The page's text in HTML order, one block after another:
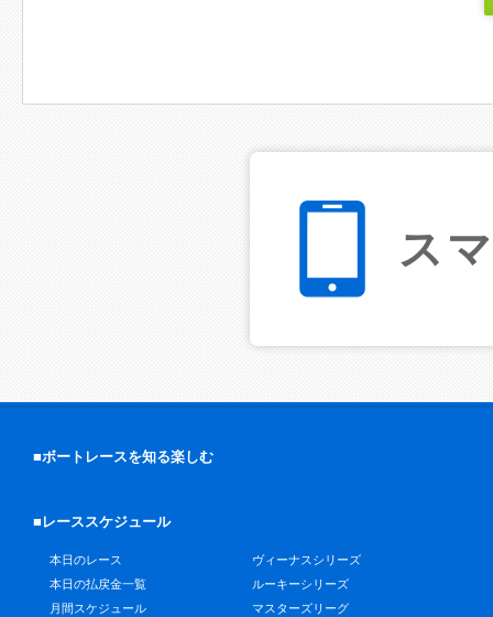
ス
■ボートレースを知る楽しむ
■レーススケジュール
本日のレース
本日の払戻金一覧
月間スケジュール
ヴィーナスシリーズ
ルーキーシリーズ
マスターズリーグ